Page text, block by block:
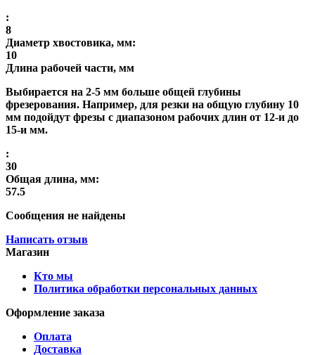
:
8
Диаметр хвостовика, мм:
10
Длина рабочей части, мм
Выбирается на 2-5 мм больше общей глубины
фрезерования. Например, для резки на общую глубину 10
мм подойдут фрезы с диапазоном рабочих длин от 12-и до
15-и мм.
:
30
Общая длина, мм:
57.5
Сообщения не найдены
Написать отзыв
Магазин
Кто мы
Политика обработки персональных данных
Оформление заказа
Оплата
Доставка